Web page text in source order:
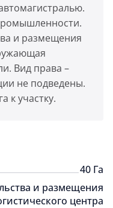
и размещения
Вид права –
не подведены.
к участку.
40 Га
и размещения
центра